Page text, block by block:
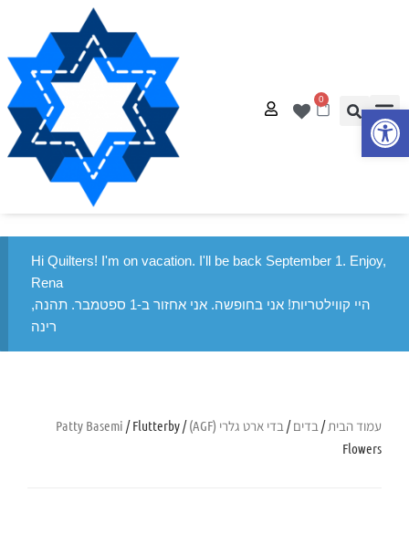
פתח סרגל נגישות
0
Hi Quilters! I'm on vacation. I'll be back September 1. Enjoy,
Rena
היי קווילטריות! אני בחופשה. אני אחזור ב-1 ספטמבר. תהנה,
רינה
עמוד הבית/ בדים/ בדי ארט גלרי (AGF) /
Patty Basemi / Flutterby
Flowers